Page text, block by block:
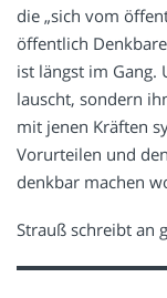
die „sich vom
öffentlich
ist längst im Gang.
lauscht, sondern
mit jenen Kräften
Vorurteilen und
denkbar machen
Strauß schreibt an